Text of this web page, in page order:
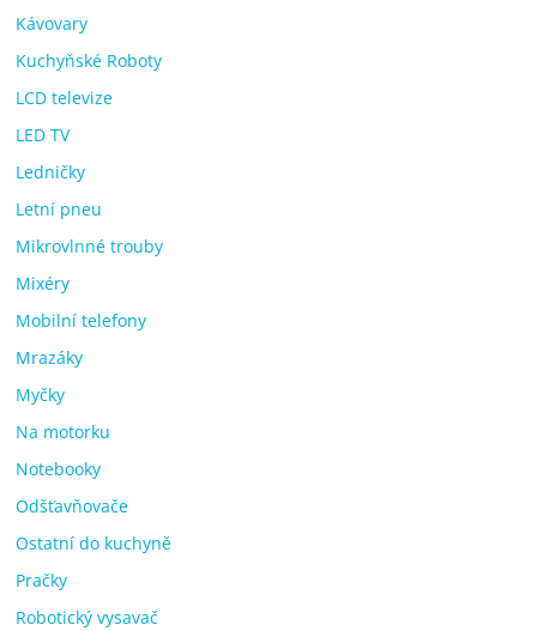
Kávovary
Kuchyňské Roboty
LCD televize
LED TV
Ledničky
Letní pneu
Mikrovlnné trouby
Mixéry
Mobilní telefony
Mrazáky
Myčky
Na motorku
Notebooky
Odšťavňovače
Ostatní do kuchyně
Pračky
Robotický vysavač